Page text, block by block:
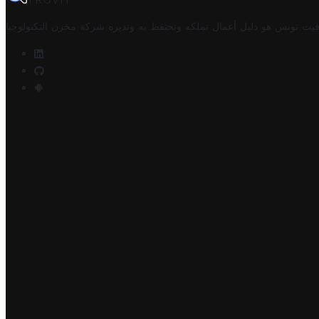
تونس هو دليل أعمال تملكه وتحتفظ به وتديره شركة مخزن التكنولوجيا